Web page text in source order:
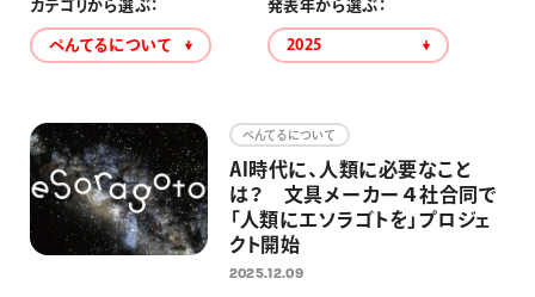
ブラッシュ（筆）
その他
採用情報
運営会社
カテゴリから選ぶ：
ぺんてるについて
発表年から選ぶ：
2025
ぺんてるについて
AI時代に、人類に必要なこと
は？ 文具メーカー４社合同で
「人類にエソラゴトを」プロジェ
クト開始
2025.12.09